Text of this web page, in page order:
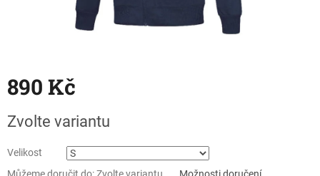
890 Kč
cena:
Zvolte variantu
Velikost